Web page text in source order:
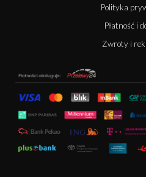
Polityka
Płatność i
Zwroty i